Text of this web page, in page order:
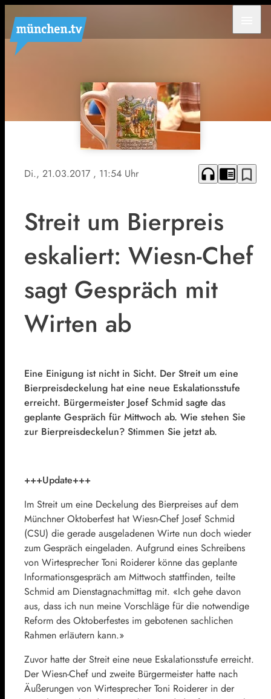
Di., 21.03.2017 , 11:54 Uhr headphones chrome_reader_mode bookmark_border
Streit um Bierpreis
eskaliert: Wiesn-Chef
sagt Gespräch mit
Wirten ab
Eine Einigung ist nicht in Sicht. Der Streit um eine
Bierpreisdeckelung hat eine neue Eskalationsstufe
erreicht. Bürgermeister Josef Schmid sagte das
geplante Gespräch für Mittwoch ab. Wie stehen Sie
zur Bierpreisdeckelun? Stimmen Sie jetzt ab.
+++Update+++
Im Streit um eine Deckelung des Bierpreises auf dem
Münchner Oktoberfest hat Wiesn-Chef Josef Schmid
(CSU) die gerade ausgeladenen Wirte nun doch wieder
zum Gespräch eingeladen. Aufgrund eines Schreibens
von Wirtesprecher Toni Roiderer könne das geplante
Informationsgespräch am Mittwoch stattfinden, teilte
Schmid am Dienstagnachmittag mit. «Ich gehe davon
aus, dass ich nun meine Vorschläge für die notwendige
Reform des Oktoberfestes im gebotenen sachlichen
Rahmen erläutern kann.»
Zuvor hatte der Streit eine neue Eskalationsstufe erreicht.
Der Wiesn-Chef und zweite Bürgermeister hatte nach
Äußerungen von Wirtesprecher Toni Roiderer in der